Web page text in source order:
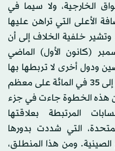
الخارجية، ولا سيما في
الأعلى التي تراهن عليها
خلفية الخلاف إلى أن
(كانون الأول) الماضي
ودول أخرى لا تربطها بها
اتفاقيات تجارة حرة، لتصل إلى 35 في المائة على معظم
هذه الخطوة جاءت في جزء
المرتبطة بعلاقتها
التي شددت بدورها
الصينية. ومن هذا المنطلق،